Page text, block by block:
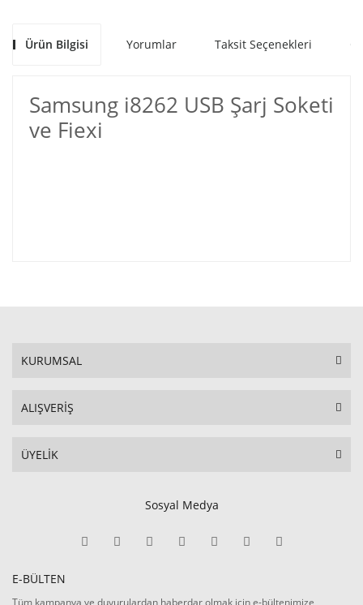
Ürün Bilgisi Yorumlar Taksit Seçenekleri
Samsung i8262 USB Şarj Soketi
ve Fiexi
KURUMSAL
ALIŞVERİŞ
ÜYELİK
Sosyal Medya
E-BÜLTEN
Tüm kampanya ve duyurulardan haberdar olmak için e-bültenimize